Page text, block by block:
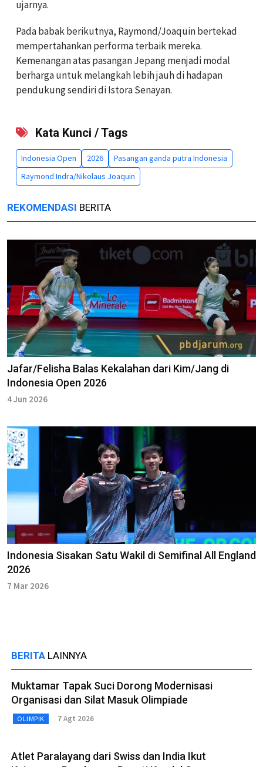
ujarnya.
Pada babak berikutnya, Raymond/Joaquin bertekad
mempertahankan performa terbaik mereka.
Kemenangan atas pasangan Jepang menjadi modal
berharga untuk melangkah lebih jauh di hadapan
pendukung sendiri di Istora Senayan.
Kata Kunci / Tags
Indonesia Open 2026
Pasangan ganda putra Indonesia
Raymond Indra/Nikolaus Joaquin
REKOMENDASI BERITA
Jafar/Felisha Balas Kekalahan dari Kim/Jang di
Indonesia Open 2026
4 Jun 2026
Indonesia Sisakan Satu Wakil di Semifinal All England
2026
7 Mar 2026
BERITA LAINNYA
Muktamar Tapak Suci Dorong Modernisasi
Organisasi dan Silat Masuk Olimpiade
OLIMPIK 7 Agt 2026
Atlet Paralayang dari Swiss dan India Ikut